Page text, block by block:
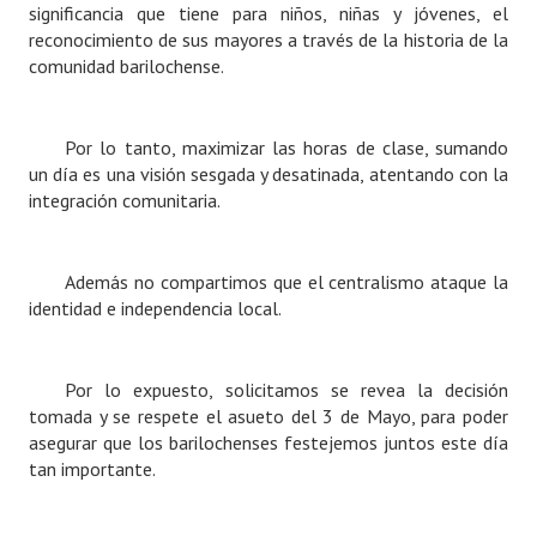
Huéspedes de Honor - Registro
Antiguos Pobladores - Registro
Bariloche, Municipio intercultural
REFORMA DE LA CARTA ORGÁNICA
significancia que tiene para niños, niñas y jóvenes, el
reconocimiento de sus mayores a través de la historia de la
comunidad barilochense.
Por lo tanto, maximizar las horas de clase, sumando
un día es una visión sesgada y desatinada, atentando con la
integración comunitaria.
Además no compartimos que el centralismo ataque la
identidad e independencia local.
Por lo expuesto, solicitamos se revea la decisión
tomada y se respete el asueto del 3 de Mayo, para poder
asegurar que los barilochenses festejemos juntos este día
tan importante.